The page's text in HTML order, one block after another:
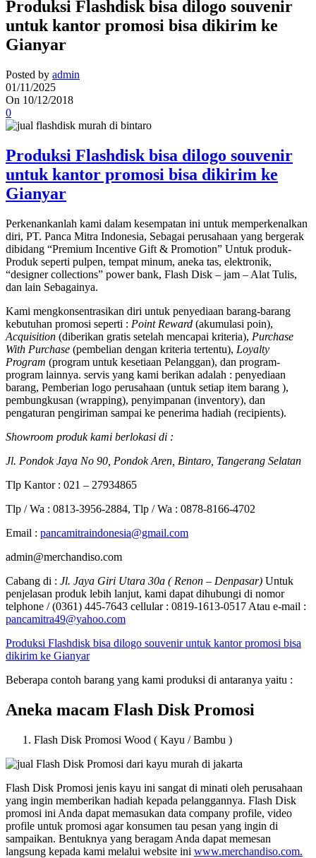
Produksi Flashdisk bisa dilogo souvenir
untuk kantor promosi bisa dikirim ke
Gianyar
Posted by admin
01/11/2025
On 10/12/2018
0
Produksi Flashdisk bisa dilogo souvenir
untuk kantor promosi bisa dikirim ke
Gianyar
Perkenankanlah kami dalam kesempatan ini untuk memperkenalkan
diri, PT. Panca Mitra Indonesia, Sebagai perusahaan yang bergerak
dibidang “Premium Incentive Gift & Promotion” Untuk produk-
Produk seperti pulpen, tempat minum, aneka tas, elektronik,
“designer collections” power bank, Flash Disk – jam – Alat Tulis,
dan lain Sebagainya.
Kami mengkonsentrasikan diri untuk penyediaan barang-barang
kebutuhan promosi seperti : Point Reward (akumulasi poin),
Acquisition (diberikan gratis setelah mencapai kriteria), Purchase
With Purchase (pembelian dengan kriteria tertentu), Loyalty
Program (program untuk kesetiaan Pelanggan), dan program-
program lainnya. servis yang kami berikan adalah : penyediaan
barang, Pemberian logo perusahaan (untuk setiap item barang ),
pembungkusan (wrapping), penyimpanan (inventory), dan
pengaturan pengiriman sampai ke penerima hadiah (recipients).
Showroom produk kami berlokasi di :
Jl. Pondok Jaya No 90, Pondok Aren, Bintaro, Tangerang Selatan
Tlp Kantor : 021 – 27934865
Tlp / Wa : 0813-3956-2884, Tlp / Wa : 0878-8166-4702
Email : pancamitraindonesia@gmail.com
admin@merchandiso.com
Cabang di : Jl. Jaya Giri Utara 30a ( Renon – Denpasar) Untuk
penjelasan produk lebih lanjut, kami dapat dihubungi di nomor
telphone / (0361) 445-7643 cellular : 0819-1613-0517 Atau e-mail :
pancamitra49@yahoo.com
Produksi Flashdisk bisa dilogo souvenir untuk kantor promosi bisa
dikirim ke Gianyar
Beberapa contoh barang yang kami produksi di antaranya yaitu :
Aneka macam Flash Disk Promosi
Flash Disk Promosi Wood ( Kayu / Bambu )
Flash Disk Promosi jenis kayu ini sangat di minati oleh perusahaan
yang ingin memberikan hadiah kepada pelanggannya. Flash Disk
promosi ini Anda dapat memasukan data company profile, video
profile untuk promosi agar konsumen tau pesan yang ingin di
sampaikan. Bentuknya yang beragam Anda dapat memesan
langsung kepada kami melalui website ini www.merchandiso.com.